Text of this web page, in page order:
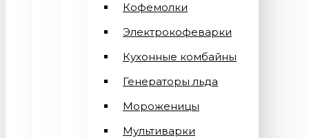
Кофемолки
Электрокофеварки
Кухонные комбайны
Генераторы льда
Мороженицы
Мультиварки